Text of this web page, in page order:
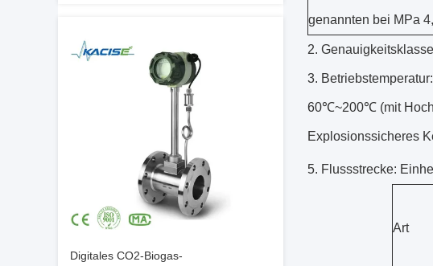
Digitales CO2-Biogas-
genannten bei MPa
2.
3.
60℃~200℃ (mit
Explosionssicheres
5. Flussstrecke:
Art